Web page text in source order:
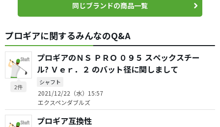
同じブランドの商品一覧
プロギアに関するみんなのQ&A
2件
プロギアのＮＳ ＰＲＯ ０９５ スペックスチー
ル? Ｖｅｒ．２ のバット径に関しまして
シャフト
2021/12/22（水）15:57
エクスペンダブルズ
プロギア互換性